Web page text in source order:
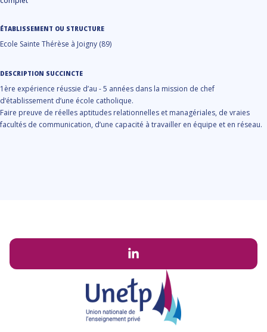
ÉTABLISSEMENT OU STRUCTURE
Ecole Sainte Thérèse à Joigny (89)
DESCRIPTION SUCCINCTE
1ère expérience réussie d’au - 5 années dans la mission de chef
d‘établissement d’une école catholique.
Faire preuve de réelles aptitudes relationnelles et managériales, de vraies
facultés de communication, d’une capacité à travailler en équipe et en réseau.